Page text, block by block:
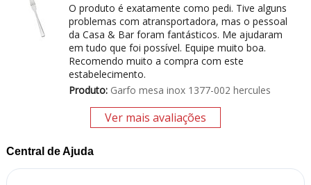
O produto é exatamente como pedi. Tive alguns
problemas com atransportadora, mas o pessoal
da Casa & Bar foram fantásticos. Me ajudaram
em tudo que foi possível. Equipe muito boa.
Recomendo muito a compra com este
estabelecimento.
Produto:Garfo mesa inox 1377-002 hercules
Ver mais avaliações
Central de Ajuda